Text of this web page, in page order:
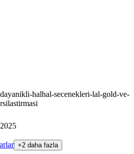
halhal-secenekleri-lal-gold-ve-
+2 daha fazla